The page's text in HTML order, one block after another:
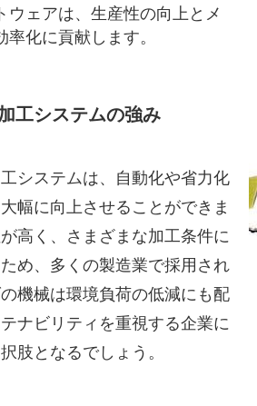
ウェアは、生産性の向上とメ
率化に貢献します。
工システムの強み
システムは、自動化や省力化
幅に向上させることができま
高く、さまざまな加工条件に
め、多くの製造業で採用され
機械は環境負荷の低減にも配
ナビリティを重視する企業に
肢となるでしょう。